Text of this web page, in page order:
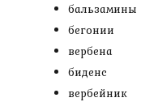
бальзамины
бегонии
вербена
биденс
вербейник